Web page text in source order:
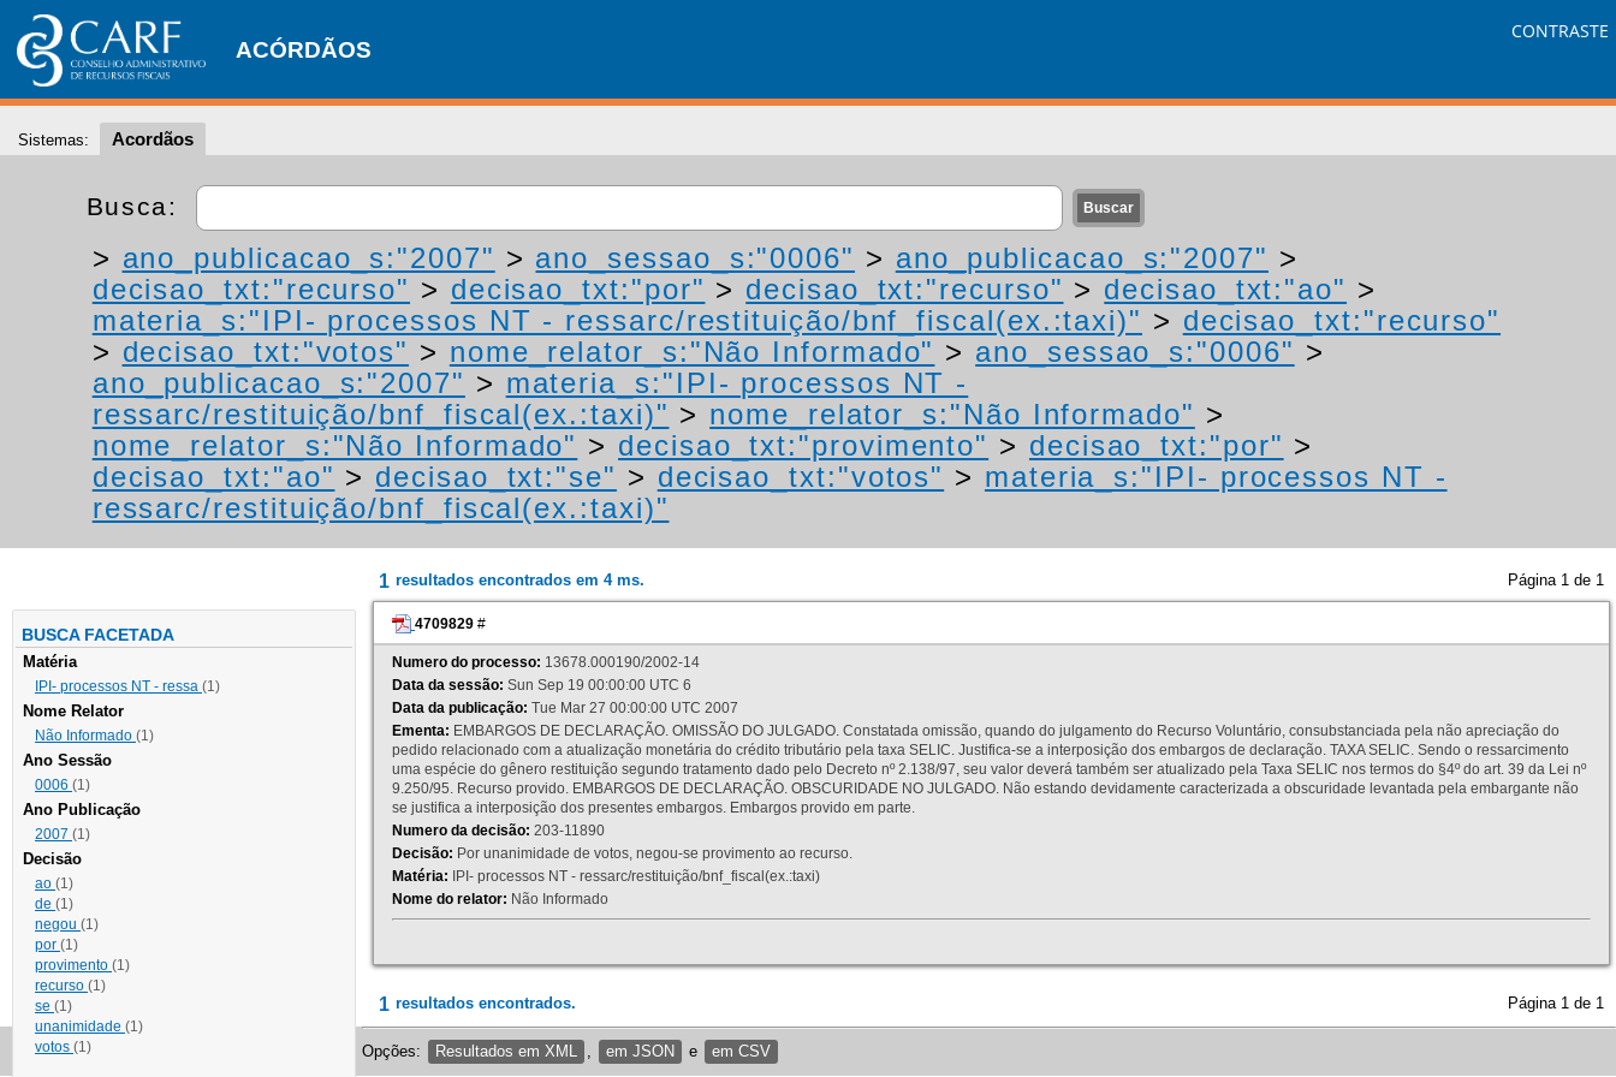
ACÓRDÃOS
CONTRASTE
Sistemas: Acordãos
Busca:
> ano_publicacao_s:"2007" > ano_sessao_s:"0006" > ano_publicacao_s:"2007" >
decisao_txt:"recurso" > decisao_txt:"por" > decisao_txt:"recurso" > decisao_txt:"ao" >
materia_s:"IPI- processos NT - ressarc/restituição/bnf_fiscal(ex.:taxi)" > decisao_txt:"recurso"
> decisao_txt:"votos" > nome_relator_s:"Não Informado" > ano_sessao_s:"0006" >
ano_publicacao_s:"2007" > materia_s:"IPI- processos NT -
ressarc/restituição/bnf_fiscal(ex.:taxi)" > nome_relator_s:"Não Informado" >
nome_relator_s:"Não Informado" > decisao_txt:"provimento" > decisao_txt:"por" >
decisao_txt:"ao" > decisao_txt:"se" > decisao_txt:"votos" > materia_s:"IPI- processos NT -
ressarc/restituição/bnf_fiscal(ex.:taxi)"
BUSCA FACETADA
Matéria
IPI- processos NT - ressa (1)
Nome Relator
Não Informado (1)
Ano Sessão
0006 (1)
Ano Publicação
2007 (1)
Decisão
ao (1)
de (1)
negou (1)
por (1)
provimento (1)
recurso (1)
se (1)
unanimidade (1)
votos (1)
1 resultados encontrados em 4 ms. Página 1 de 1
4709829 #
Numero do processo: 13678.000190/2002-14
Data da sessão: Sun Sep 19 00:00:00 UTC 6
Data da publicação: Tue Mar 27 00:00:00 UTC 2007
Ementa: EMBARGOS DE DECLARAÇÃO. OMISSÃO DO JULGADO. Constatada omissão, quando do julgamento do Recurso Voluntário, consubstanciada pela não apreciação do
pedido relacionado com a atualização monetária do crédito tributário pela taxa SELIC. Justifica-se a interposição dos embargos de declaração. TAXA SELIC. Sendo o ressarcimento
uma espécie do gênero restituição segundo tratamento dado pelo Decreto nº 2.138/97, seu valor deverá também ser atualizado pela Taxa SELIC nos termos do §4º do art. 39 da Lei nº
9.250/95. Recurso provido. EMBARGOS DE DECLARAÇÃO. OBSCURIDADE NO JULGADO. Não estando devidamente caracterizada a obscuridade levantada pela embargante não
se justifica a interposição dos presentes embargos. Embargos provido em parte.
Numero da decisão: 203-11890
Decisão: Por unanimidade de votos, negou-se provimento ao recurso.
Matéria: IPI- processos NT - ressarc/restituição/bnf_fiscal(ex.:taxi)
Nome do relator: Não Informado
1 resultados encontrados. Página 1 de 1
Opções: Resultados em XML em JSON e em CSV